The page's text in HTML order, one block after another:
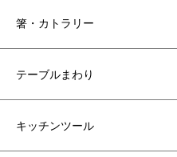
箸・カトラリー
テーブルまわり
キッチンツール